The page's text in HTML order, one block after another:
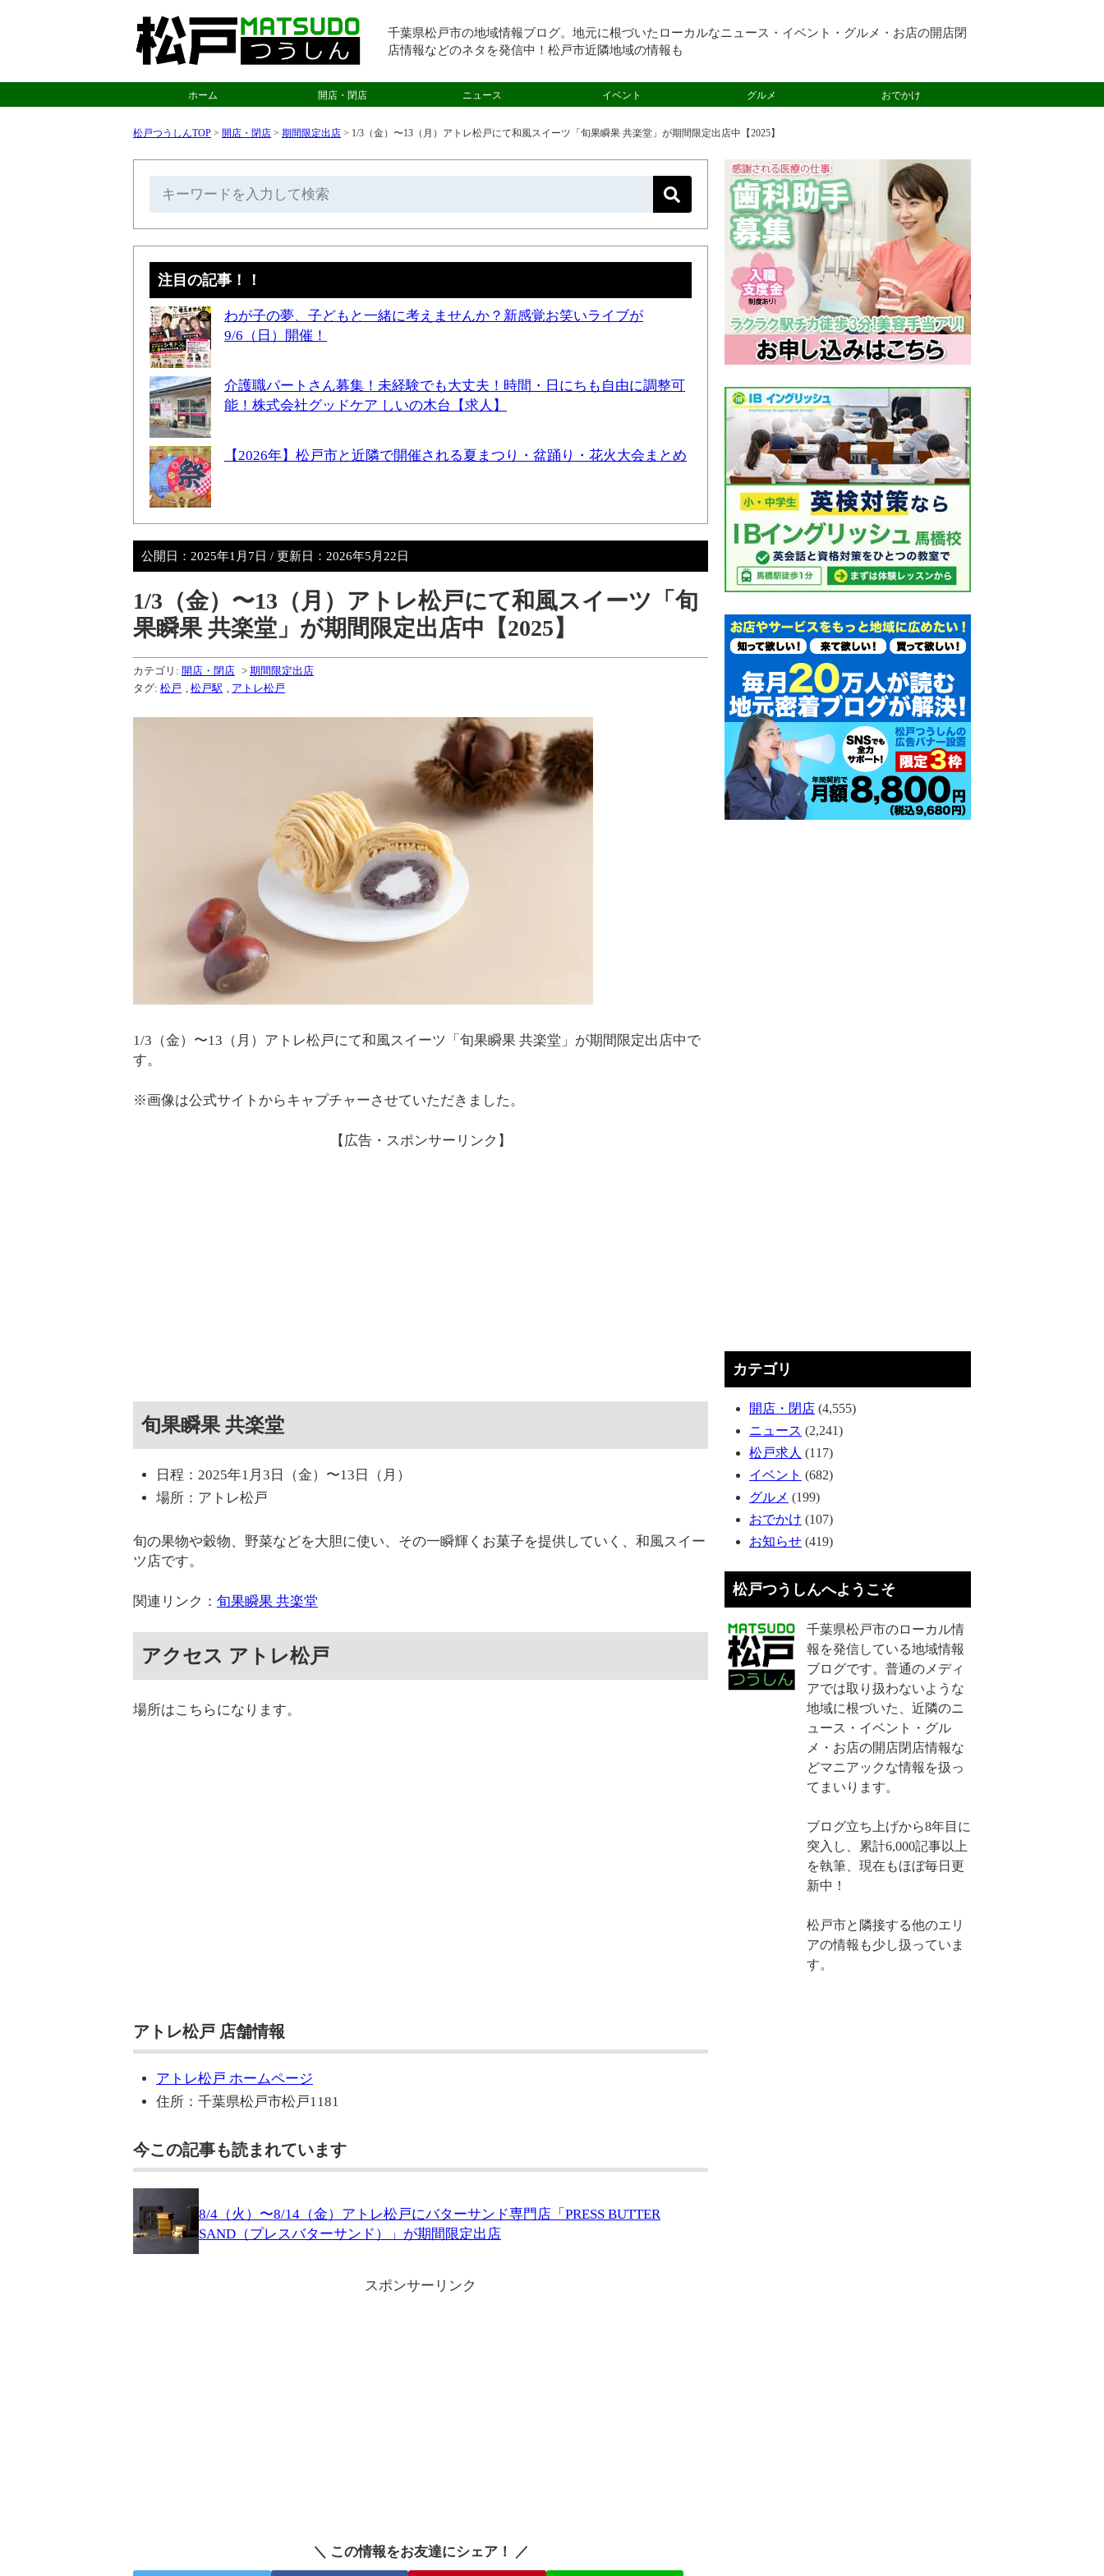
千葉県松戸市の地域情報ブログ。地元に根づいたローカルなニュース・イベント・グルメ・お店の開店閉
店情報などのネタを発信中！松戸市近隣地域の情報も
ホーム 開店・閉店 ニュース イベント グルメ おでかけ
松戸つうしんTOP > 開店・閉店 > 期間限定出店 > 1/3（金）〜13（月）アトレ松戸にて和風スイーツ「旬果瞬果 共楽堂」が期間限定出店中【2025】
注目の記事！！
わが子の夢、子どもと一緒に考えませんか？新感覚お笑いライブが
9/6（日）開催！
介護職パートさん募集！未経験でも大丈夫！時間・日にちも自由に調整可
能！株式会社グッドケア しいの木台【求人】
【2026年】松戸市と近隣で開催される夏まつり・盆踊り・花火大会まとめ
公開日： 2025年1月7日 / 更新日： 2026年5月22日
1/3（金）〜13（月）アトレ松戸にて和風スイーツ「旬
果瞬果 共楽堂」が期間限定出店中【2025】
カテゴリ: 開店・閉店 > 期間限定出店
タグ: 松戸 松戸駅 アトレ松戸
1/3（金）〜13（月）アトレ松戸にて和風スイーツ「旬果瞬果 共楽堂」が期間限定出店中で
す。
※画像は公式サイトからキャプチャーさせていただきました。
【広告・スポンサーリンク】
旬果瞬果 共楽堂
日程：2025年1月3日（金）〜13日（月）
場所：アトレ松戸
旬の果物や穀物、野菜などを大胆に使い、その一瞬輝くお菓子を提供していく、和風スイー
ツ店です。
関連リンク： 旬果瞬果 共楽堂
アクセス アトレ松戸
場所はこちらになります。
アトレ松戸 店舗情報
アトレ松戸 ホームページ
住所：千葉県松戸市松戸1181
今この記事も読まれています
8/4（火）〜8/14（金）アトレ松戸にバターサンド専門店「PRESS BUTTER
SAND（プレスバターサンド）」が期間限定出店
スポンサーリンク
＼ この情報をお友達にシェア！ ／
カテゴリ
開店・閉店 (4,555)
ニュース (2,241)
松戸求人 (117)
イベント (682)
グルメ (199)
おでかけ (107)
お知らせ (419)
松戸つうしんへようこそ
千葉県松戸市のローカル情
報を発信している地域情報
ブログです。普通のメディ
アでは取り扱わないような
地域に根づいた、近隣のニ
ュース・イベント・グル
メ・お店の開店閉店情報な
どマニアックな情報を扱っ
てまいります。
ブログ立ち上げから8年目に
突入し、累計6,000記事以上
を執筆、現在もほぼ毎日更
新中！
松戸市と隣接する他のエリ
アの情報も少し扱っていま
す。